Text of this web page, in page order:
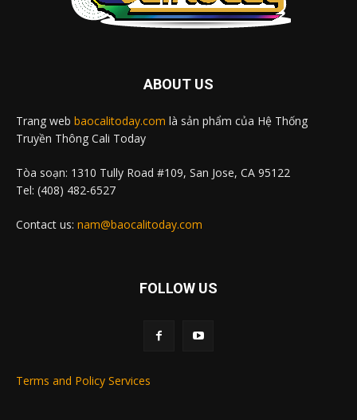
ABOUT US
Trang web baocalitoday.com là sản phẩm của Hệ Thống
Truyền Thông Cali Today
Tòa soạn: 1310 Tully Road #109, San Jose, CA 95122
Tel: (408) 482-6527
Contact us: nam@baocalitoday.com
FOLLOW US
Terms and Policy Services